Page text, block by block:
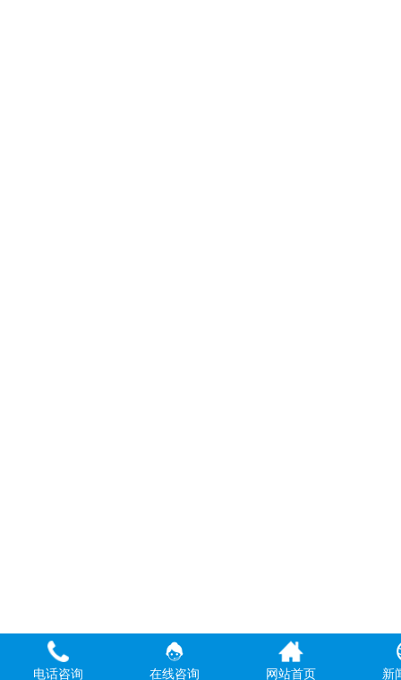
电话咨询 在线咨询 网站首页 新